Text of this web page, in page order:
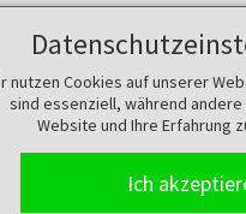
nutzen Cookies auf unserer
sind essenziell, während
Website und Ihre Erfahrung
Ich